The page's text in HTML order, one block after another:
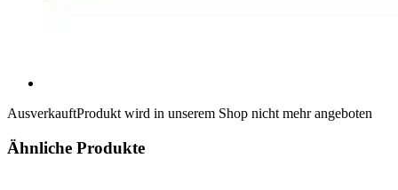
AusverkauftProdukt wird in unserem Shop nicht mehr angeboten
Ähnliche Produkte